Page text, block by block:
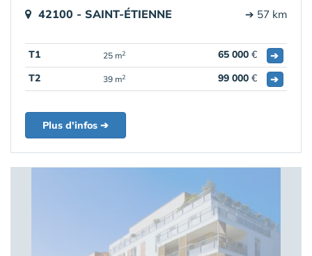
42100 - SAINT-ÉTIENNE ➔ 57 km
T1 25 m2 65 000 €
➔
T2
39 m2 99 000 € ➔
Plus d'infos ➔